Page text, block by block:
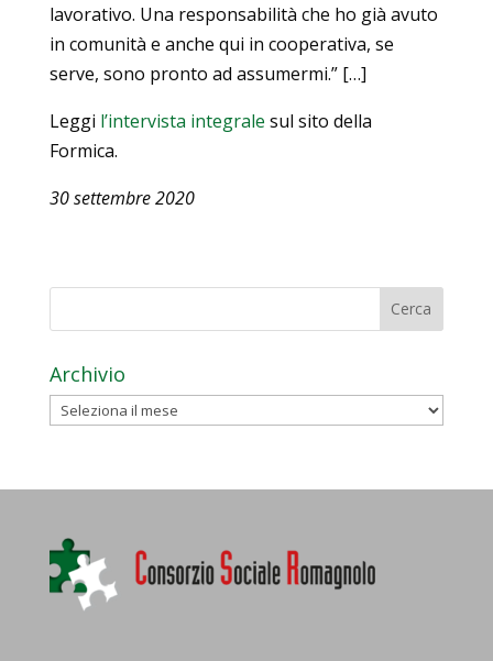
lavorativo. Una responsabilità che ho già avuto
in comunità e anche qui in cooperativa, se
serve, sono pronto ad assumermi.” […]
Leggi l’intervista integrale sul sito della
Formica.
30 settembre 2020
Archivio
Archivio